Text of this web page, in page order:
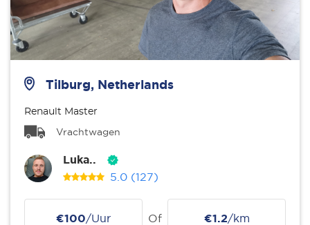
Tilburg, Netherlands
Renault Master
Vrachtwagen
Luka..
5.0 (127)
€100/Uur Of €1.2/km